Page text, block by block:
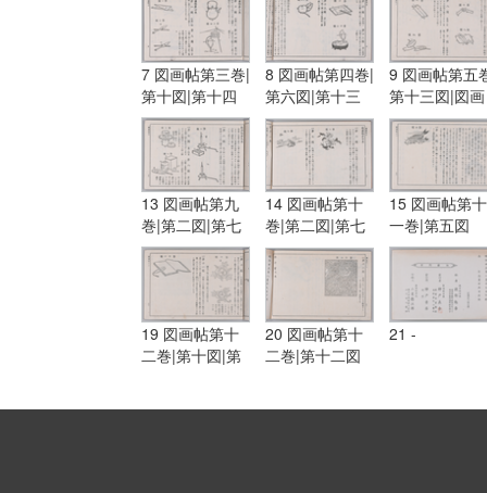
7 図画帖第三巻|
第十図|第十四
図|図画帖第四
巻|第一図|第三
8 図画帖第四巻|
第六図|第十三
図|第十五図
9 図画帖第五
第十三図|図画
帖第六巻|第一
図|第五図
13 図画帖第九
巻|第二図|第七
図|第八図
14 図画帖第十
巻|第二図|第七
図
15 図画帖第十
一巻|第五図
19 図画帖第十
二巻|第十図|第
20 図画帖第十
二巻|第十二図
21 -